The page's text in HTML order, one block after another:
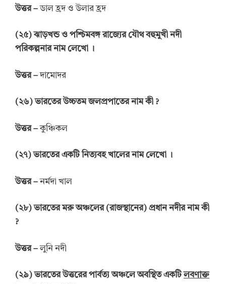
উত্তর–ডাল হ্রদ ও উলার হ্রদ
(২৫)ঝাড়খন্ড ও পশ্চিমবঙ্গ রাজ্যের যৌথ বহুমুখী নদী
পরিকল্পনার নাম লেখো ।
উত্তর–দামোদর
(২৬)ভারতের উচ্চতম জলপ্রপাতের নাম কী ?
উত্তর–কুঞ্চিকল
(২৭)ভারতের একটি নিত্যবহ খালের নাম লেখো ।
উত্তর–নর্মদা খাল
(২৮)ভারতের মরু অঞ্চলের(রাজস্থানের) প্রধান নদীর নাম কী
?
উত্তর–লুনি নদী
(২৯)ভারতের উত্তরের পার্বত্য অঞ্চলে অবস্থিত একটি লবণাক্ত